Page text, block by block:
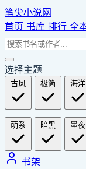
笔尖小说网
首页 书库 排行 全
选择主题
古风 极简 海洋
萌系 暗黑 墨夜
书架